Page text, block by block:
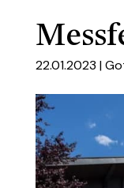
22.01.2023 |